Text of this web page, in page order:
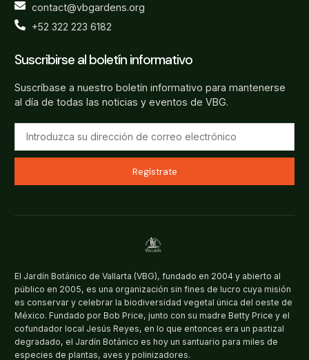
contact@vbgardens.org
+52 322 223 6182
Suscribirse al boletín informativo
Suscríbase a nuestro boletín informativo para mantenerse
al día de todas las noticias y eventos de VBG.
Regístrate
El Jardín Botánico de Vallarta (VBG), fundado en 2004 y abierto al
público en 2005, es una organización sin fines de lucro cuya misión
es conservar y celebrar la biodiversidad vegetal única del oeste de
México. Fundado por Bob Price, junto con su madre Betty Price y el
cofundador local Jesús Reyes, en lo que entonces era un pastizal
degradado, el Jardín Botánico es hoy un santuario para miles de
especies de plantas, aves y polinizadores.